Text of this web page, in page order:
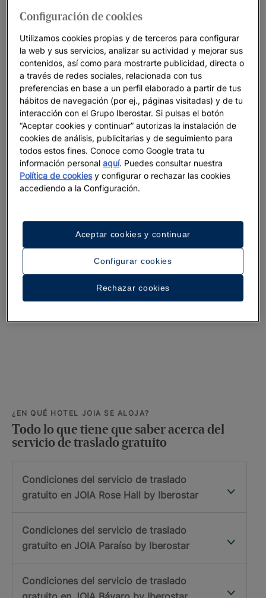
Reserve su hotel JOIA en América en www.iberostar.com
con un mínimo 5 días de antelación al viaje y una estancia
mínima de 3 noches (en los hoteles JOIA Rose Hall by
Iberostar, JOIA Bávaro by Iberostar, JOIA Paraíso by
Iberostar) o 5 noches (en el hotel JOIA Aruba by
Iberostar).
Recibirá el voucher de confirmación de su reserva donde
encontrará los detalles del traslado gratuito con un
formulario para rellenar con los datos de sus vuelos. Para
cualquier duda, en el voucher de confirmación tiene los
Rellene el formulario, como muy tarde, 5 días antes de su
llegada. El servicio no se puede garantizar si los detalles
de sus vuelos no están completados a tiempo.
Recibirá un email de confirmación de sus traslados por
parte de la empresa que gestiona el servicio.
¿EN QUÉ HOTEL JOIA SE ALOJA?
Todo lo que tiene que saber acerca del
servicio de traslado gratuito
Condiciones del servicio de traslado
gratuito en JOIA Rose Hall by Iberostar
Condiciones del servicio de traslado
gratuito en JOIA Paraíso by Iberostar
Condiciones del servicio de traslado
Configuración de cookies
Utilizamos cookies propias y de terceros para configurar
la web y sus servicios, analizar su actividad y mejorar sus
contenidos, así como para mostrarte publicidad, directa o
a través de redes sociales, relacionada con tus
preferencias en base a un perfil elaborado a partir de tus
hábitos de navegación (por ej., páginas visitadas) y de tu
interacción con el Grupo Iberostar. Si pulsas el botón
“Aceptar cookies y continuar” autorizas la instalación de
cookies de análisis, publicitarias y de seguimiento para
todos estos fines. Conoce como Google trata tu
información personalaquí. Puedes consultar nuestra
Política de cookiesy configurar o rechazar las cookies
accediendo a la Configuración.
Configurar cookies
Rechazar cookies
Aceptar cookies y continuar